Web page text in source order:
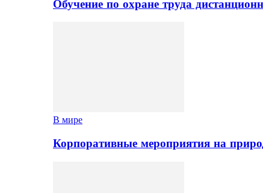
Обучение по охране труда
В мире
Корпоративные мероприятия на